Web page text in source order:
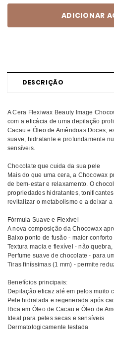
DESCRIÇÃO
A Cera Flexiwax Beauty Image
com a eficácia de uma depilação
Cacau e Óleo de Amêndoas Doces,
suave, hidratante e profundamente
sensíveis.
Chocolate que cuida da sua pele
Mais do que uma cera, a Chocowax
de bem-estar e relaxamento. O
propriedades hidratantes,
revitalizar o metabolismo e a deixar a
Fórmula Suave e Flexível
A nova composição da Chocowax
Baixo ponto de fusão - maior
Textura macia e flexível - não
Perfume suave de chocolate - para
Tiras finíssimas (1 mm) - permite
Benefícios principais:
Depilação eficaz até em pelos muito
Pele hidratada e regenerada após
Rica em Óleo de Cacau e Óleo de
Ideal para peles secas e sensíveis
Dermatologicamente testada